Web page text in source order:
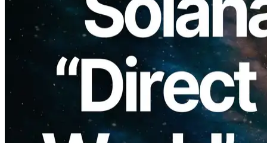
ELSOUL LABO B.V. (Sede: Amsterdã, Países Baixos, CEO:
Fumitake Kawasaki) e Validators DAO, operadores de ERPC, têm
o prazer de anunciar o novo produto “Dedicado Direct Shreds
SUPER.” A primeira região de lançamento será Frankfurt, com
disponibilidade prevista para setembro. Como este produto é
oferecido em quantidade limitada, estamos agora abrindo o registro
para a lista de espera.
Agradecemos sinceramente pelo seu apoio contínuo.
Visão geral do produto e posicionamento